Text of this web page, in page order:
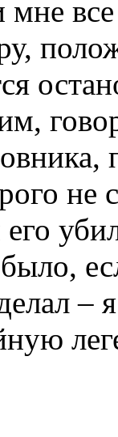
мне
не
–